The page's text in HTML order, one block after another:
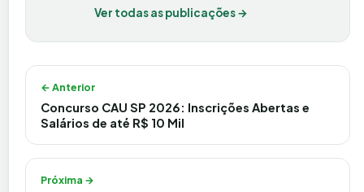
Ver todas as publicações →
Navegação de Post
← Anterior
Concurso CAU SP 2026: Inscrições Abertas e
Salários de até R$ 10 Mil
Próxima →